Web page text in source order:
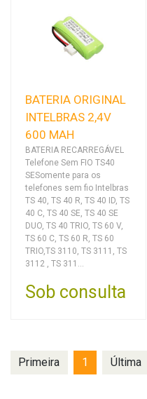
BATERIA ORIGINAL
INTELBRAS 2,4V
600 MAH
BATERIA RECARREGÁVEL
Telefone Sem FIO TS40
SESomente para os
telefones sem fio Intelbras
TS 40, TS 40 R, TS 40 ID, TS
40 C, TS 40 SE, TS 40 SE
DUO, TS 40 TRIO, TS 60 V,
TS 60 C, TS 60 R, TS 60
TRIO,TS 3110, TS 3111, TS
3112 , TS 311...
Sob consulta
Primeira 1 Última